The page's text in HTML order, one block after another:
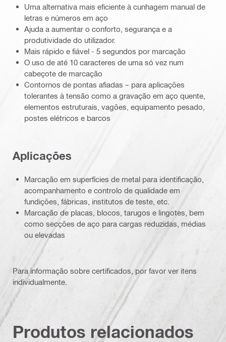
Uma alternativa mais eficiente à cunhagem manual de
letras e números em aço
Ajuda a aumentar o conforto, segurança e a
produtividade do utilizador.
Mais rápido e fiável - 5 segundos por marcação
O uso de até 10 caracteres de uma só vez num
cabeçote de marcação
Contornos de pontas afiadas – para aplicações
tolerantes à tensão como a gravação em aço quente,
elementos estruturais, vagões, equipamento pesado,
postes elétricos e barcos
Aplicações
Marcação em superfícies de metal para identificação,
acompanhamento e controlo de qualidade em
fundições, fábricas, institutos de teste, etc.
Marcação de placas, blocos, tarugos e lingotes, bem
como secções de aço para cargas reduzidas, médias
ou elevadas
Para informação sobre certificados, por favor ver itens
individualmente.
Produtos relacionados